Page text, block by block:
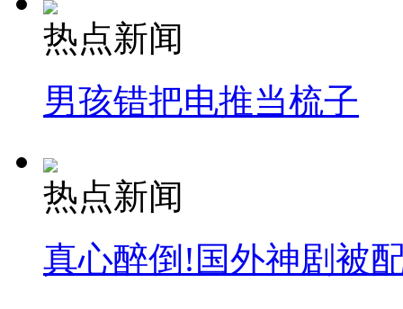
热点新闻
男孩错把电推当梳子
热点新闻
真心醉倒!国外神剧被